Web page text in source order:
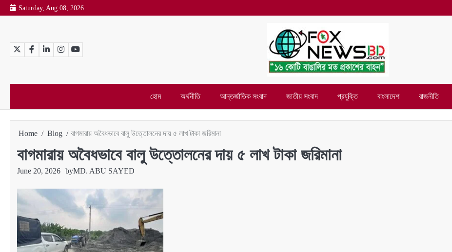
Skip
to
Saturday, Aug 08, 2026
TwitterFacebookLinkedInInstagramYouTube
হোম অর্থনীতি আন্তর্জাতিক সংবাদ জাতীয় সংবাদ প্রযুক্তি বাংলাদেশ রাজনীতি
Home Blog বাগমারায় অবৈধভাবে বালু উত্তোলনের দায় ৫ লাখ টাকা জরিমানা
বাগমারায় অবৈধভাবে বালু উত্তোলনের দায় ৫ লাখ টাকা জরিমানা
June 20, 2026 byMD. ABU SAYED